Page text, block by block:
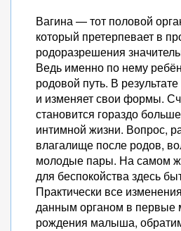
Вагина — тот половой
который претерпевает в
родоразрешения
Ведь именно по нему
родовой путь. В
и изменяет свои формы.
становится гораздо
интимной жизни. Вопрос,
влагалище после родов,
молодые пары. На самом
для беспокойства здесь
Практически все
данным органом в первые
рождения малыша,